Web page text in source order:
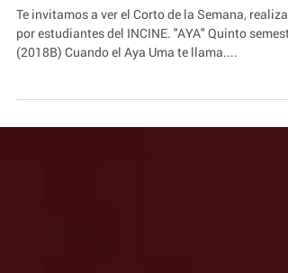
Te invitamos a ver el Corto de la Semana,
por estudiantes del INCINE. "AYA" Quinto
(2018B) Cuando el Aya Uma te llama....